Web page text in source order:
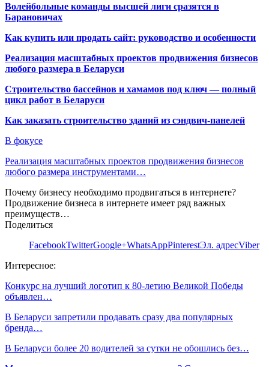
Волейбольные команды высшей лиги сразятся в
Барановичах
Как купить или продать сайт: руководство и особенности
Реализация масштабных проектов продвижения бизнесов
любого размера в Беларуси
Строительство бассейнов и хамамов под ключ — полный
цикл работ в Беларуси
Как заказать строительство зданий из сэндвич-панелей
В фокусе
Реализация масштабных проектов продвижения бизнесов
любого размера инструментами…
Почему бизнесу необходимо продвигаться в интернете?
Продвижение бизнеса в интернете имеет ряд важных
преимуществ…
Поделиться
FacebookTwitterGoogle+WhatsAppPinterestЭл. адресViber
Интересное:
Конкурс на лучший логотип к 80-летию Великой Победы
объявлен…
В Беларуси запретили продавать сразу два популярных
бренда…
В Беларуси более 20 водителей за сутки не обошлись без…